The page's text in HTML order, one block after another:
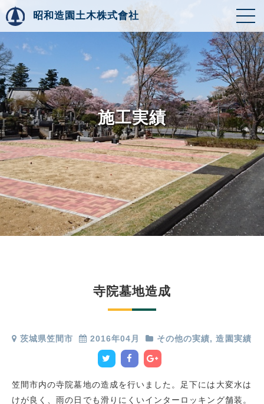
昭和造園土木株式會社
施工実績
寺院墓地造成
茨城県笠間市 2016年04月 その他の実績,造園実績
笠間市内の寺院墓地の造成を行いました。足下には大変水は
けが良く、雨の日でも滑りにくいインターロッキング舗装。